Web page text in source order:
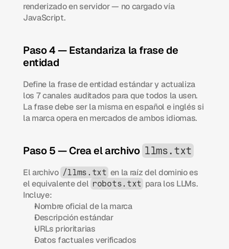
renderizado en servidor — no cargado vía
JavaScript.
Paso 4 — Estandariza la frase de
entidad
Define la frase de entidad estándar y actualiza
los 7 canales auditados para que todos la usen.
La frase debe ser la misma en español e inglés si
la marca opera en mercados de ambos idiomas.
Paso 5 — Crea el archivo llms.txt
El archivo /llms.txt en la raíz del dominio es
el equivalente del robots.txt para los LLMs.
Incluye:
Nombre oficial de la marca
Descripción estándar
URLs prioritarias
Datos factuales verificados